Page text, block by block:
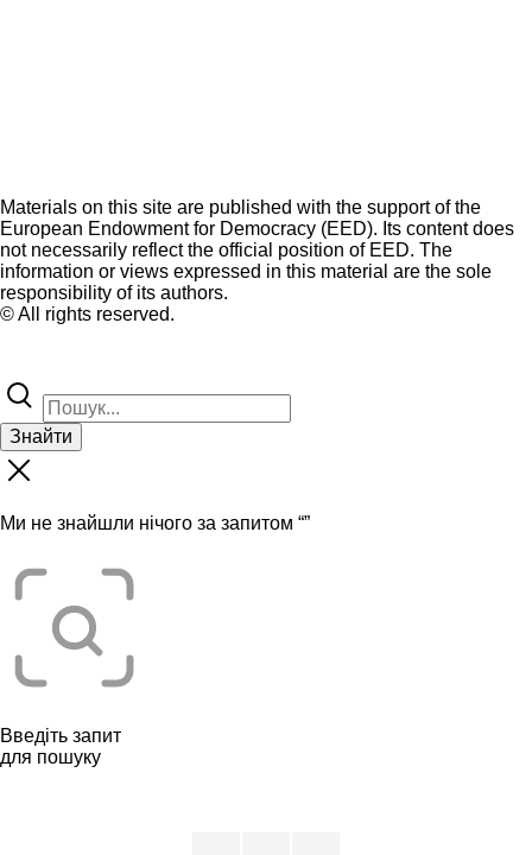
Materials on this site are published with the support of the
European Endowment for Democracy (EED). Its content does
not necessarily reflect the official position of EED. The
information or views expressed in this material are the sole
responsibility of its authors.
© All rights reserved.
Знайти
Ми не знайшли нічого за запитом “”
Введіть запит
для пошуку